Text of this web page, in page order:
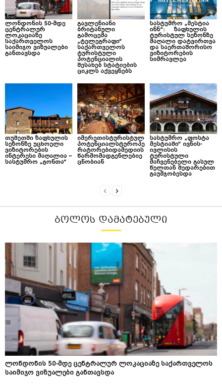
ლონდონის 50-მდე
ცენტრალურ
ლოკაციაზე
საქართველოს
საიმიჯო ვიზუალები
განთავსდა
გავლენიანი
ბრიტანული
გამოცემა
„ტელეგრაფი“
საქართველოს
ტურისტული
პოტენციალის
შესახებ სტატიების
ციკლს აქვეყნებს
სასტუმრო „მესტია
ინნ“: ზაფხულის
ტურისტულ სეზონზე
მაღალი დატვირთვა
და საერთაშორისო
ვიზიტორების
სიმრავლეა
თუშეთში ზაფხულის
სეზონზე უცხოელი
ვიზიტორების
ინტერესი მაღალია –
სასტუმრო „გონთა“
იმერეთისტურისტულ
პოტენციალსტუროპე
რატორებიდამედიის
წარმომადგენლებიე
ცნობიან
სასტუმრო „ფოსტა
მესტიაში“ ივნის-
ივლისის
ტურისტული
მაჩვენებელი გასულ
წელთან შედარებით
გაუმჯობესდა
ᲑᲝᲚᲝᲡ ᲓᲐᲛᲐᲢᲔᲑᲣᲚᲘ
ლონდონის 50-მდე ცენტრალურ ლოკაციაზე საქართველოს
საიმიჯო ვიზუალები განთავსდა